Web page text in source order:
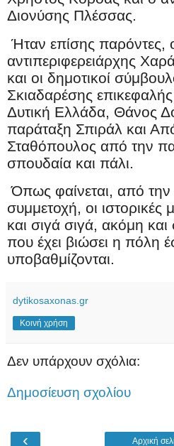
Διονύσης Πλέσσας.
Ήταν επίσης παρόντες,
αντιπεριφερειάρχης
και οι δημοτικοί
Σκιαδαρέσης
Δυτική Ελλάδα, Θάνος
παράταξη Σπιράλ και
Σταθόπουλος από την
σπουδαία και πάλι.
Όπως φαίνεται, από την
συμμετοχή, οι ιστορικές
και σιγά σιγά, ακόμη
που έχει βιώσει η πόλη
υποβαθμίζονται.
dytikosaxonas.gr
Κοινή χρήση
Δεν υπάρχουν σχόλια:
Δημοσίευση σχολίου
‹ Αρχική